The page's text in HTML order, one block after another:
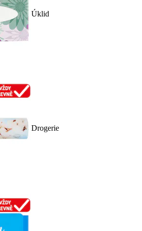
Úklid
Drogerie